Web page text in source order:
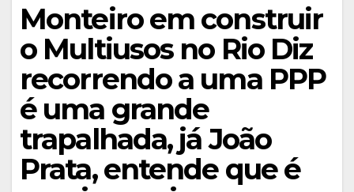
Monteiro em construir
o Multiusos no Rio Diz
recorrendo a uma PPP
é uma grande
trapalhada, já João
Prata, entende que é